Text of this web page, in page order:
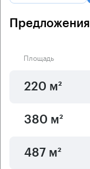
Площадь
220 м²
380 м²
487 м²